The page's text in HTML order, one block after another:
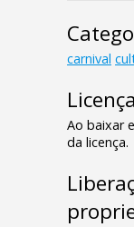
carnival
Ao baixar
da licença.